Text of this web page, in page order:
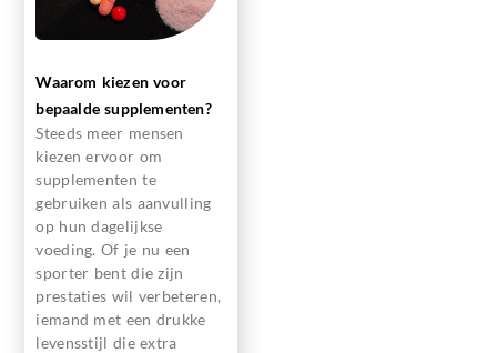
Waarom kiezen voor
bepaalde supplementen?
Steeds meer mensen
kiezen ervoor om
supplementen te
gebruiken als aanvulling
op hun dagelijkse
voeding. Of je nu een
sporter bent die zijn
prestaties wil verbeteren,
iemand met een drukke
levensstijl die extra